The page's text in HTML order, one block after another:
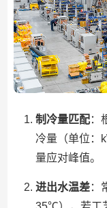
制冷量匹配：
冷量（单位：
量应对峰值。
进出水温差：